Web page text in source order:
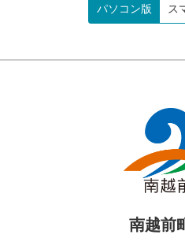
パソコン版 ス
南越前